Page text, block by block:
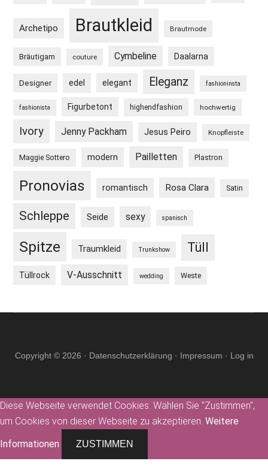
Archetipo Brautkleid Brautmode
Bräutigam couture Cymbeline Daalarna
Designer edel elegant Eleganz fashioninsta
fashionista Figurbetont highendfashion hochwertig
Ivory Jenny Packham Jesus Peiro Knopfleiste
Maggie Sottero modern Pailletten Plastron
Pronovias romantisch Rosa Clara Satin
Schleppe Seide sexy spanisch
Spitze Traumkleid Trunkshow Tüll
Tüllrock V-Ausschnitt wedding Weste
Copyright © 2026 · Datenschutzerklärung · Impressum · Log in
Diese Webseite verwendet Cookies. Wählen Sie "Zustimmen",
um Cookies von dieser Webseite zu akzeptieren. Weitere
Informationen
ZUSTIMMEN